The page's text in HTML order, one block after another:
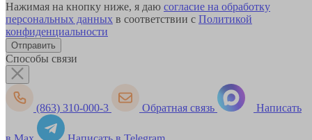
Нажимая на кнопку ниже, я даю согласие на обработку
персональных данных в соответствии с Политикой
конфиденциальности
Способы связи
(863) 310-000-3 Обратная связь Написать